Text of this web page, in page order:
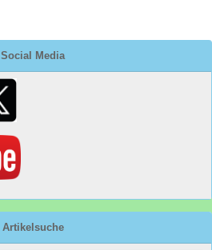
Social Media
Artikelsuche